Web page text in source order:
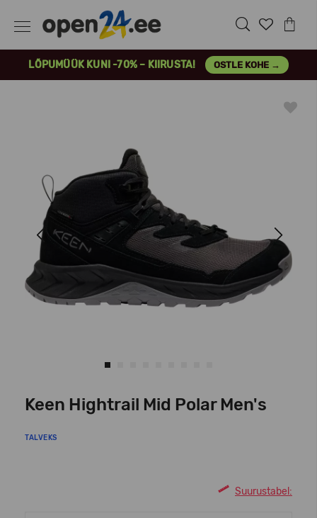
LÕPUMÜÜK KUNI -70% – KIIRUSTA! OSTLE KOHE →
Previous Next
Keen Hightrail Mid Polar Men's
TALVEKS
Suurustabel: